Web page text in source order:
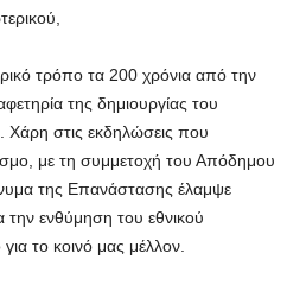
τρόπο τα 200 χρόνια από την
της δημιουργίας του
στις εκδηλώσεις που
με τη συμμετοχή του Απόδημου
της Επανάστασης έλαμψε
ενθύμηση του εθνικού
το κοινό μας μέλλον.